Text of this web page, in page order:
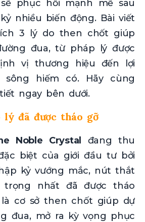
phục hồi mạnh mẽ sau
nhiều biến động. Bài viết
3 lý do then chốt giúp
đua, từ pháp lý được
vị thương hiệu đến lợi
hiếm có. Hãy cùng
ngay bên dưới.
đã được tháo gỡ
Noble Crystal
đang thu
biệt của giới đầu tư bởi
kỷ vướng mắc, nút thắt
trọng nhất đã được tháo
cơ sở then chốt giúp dự
đua, mở ra kỳ vọng phục